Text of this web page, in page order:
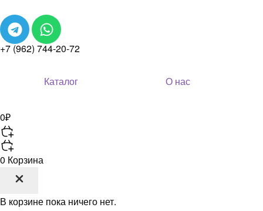
+7 (962) 744-20-72
Каталог О нас
0₽
0 Корзина
В корзине пока ничего нет.